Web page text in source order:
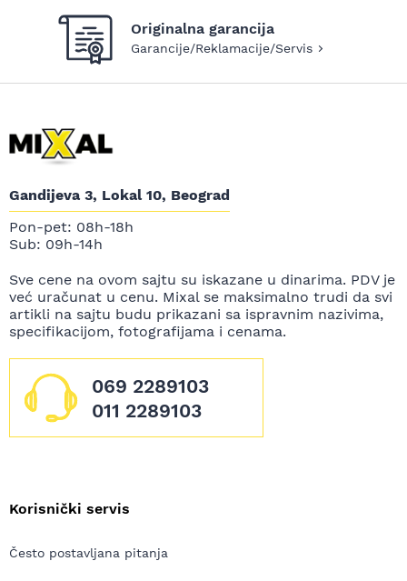
Originalna garancija
Garancije/Reklamacije/Servis
Gandijeva 3, Lokal 10, Beograd
Pon-pet: 08h-18h
Sub: 09h-14h
Sve cene na ovom sajtu su iskazane u dinarima. PDV je
već uračunat u cenu. Mixal se maksimalno trudi da svi
artikli na sajtu budu prikazani sa ispravnim nazivima,
specifikacijom, fotografijama i cenama.
069 2289103
011 2289103
Korisnički servis
Često postavljana pitanja